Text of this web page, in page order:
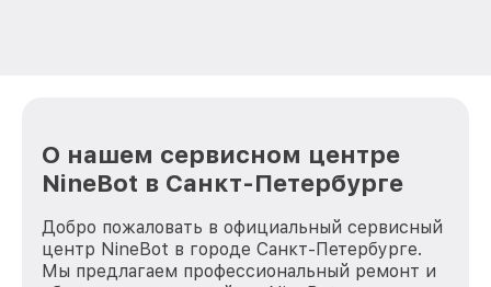
О нашем сервисном центре
NineBot в Санкт-Петербурге
Добро пожаловать в официальный сервисный
центр NineBot в городе Санкт-Петербурге.
Мы предлагаем профессиональный ремонт и